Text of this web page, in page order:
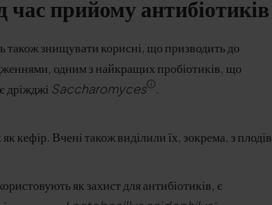
час прийому антибіотиків
також знищувати корисні, що призводить до
одним з найкращих пробіотиків, що
дріжджі Saccharomyces .
кефір. Вчені також виділили їх, зокрема, з плодів
як захист для антибіотиків, є